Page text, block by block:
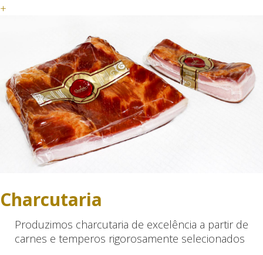
+
Charcutaria
Produzimos charcutaria de excelência a partir de
carnes e temperos rigorosamente selecionados